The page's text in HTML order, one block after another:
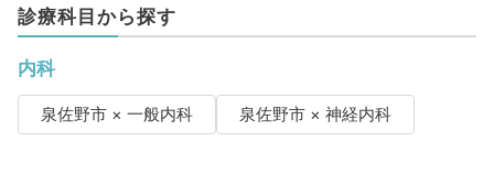
診療科目から探す
内科
泉佐野市 × 一般内科 泉佐野市 × 神経内科